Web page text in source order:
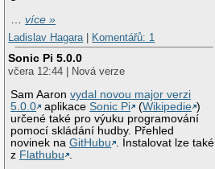
…více »
Ladislav Hagara
Komentářů: 1
Sonic Pi 5.0.0
včera 12:44 | Nová verze
Sam Aaronvydal novou major verzi
5.0.0
aplikaceSonic Pi (Wikipedie )
určené také pro výuku programování
pomocí skládání hudby. Přehled
novinek naGitHubu . Instalovat lze také
z Flathubu .